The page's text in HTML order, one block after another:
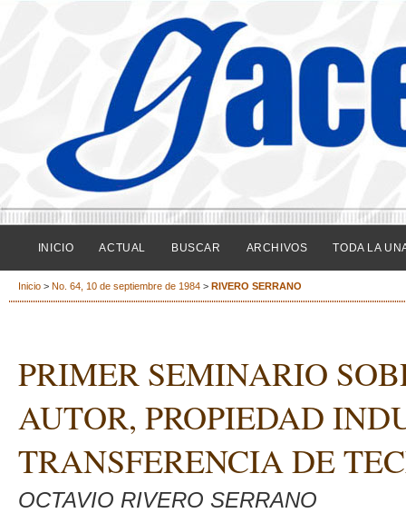
INICIO ACTUAL BUSCAR ARCHIVOS TODA LA
Inicio > No. 64, 10 de septiembre de 1984 > RIVERO SERRANO
PRIMER SEMINARIO
AUTOR, PROPIEDAD
TRANSFERENCIA DE
OCTAVIO RIVERO SERRANO